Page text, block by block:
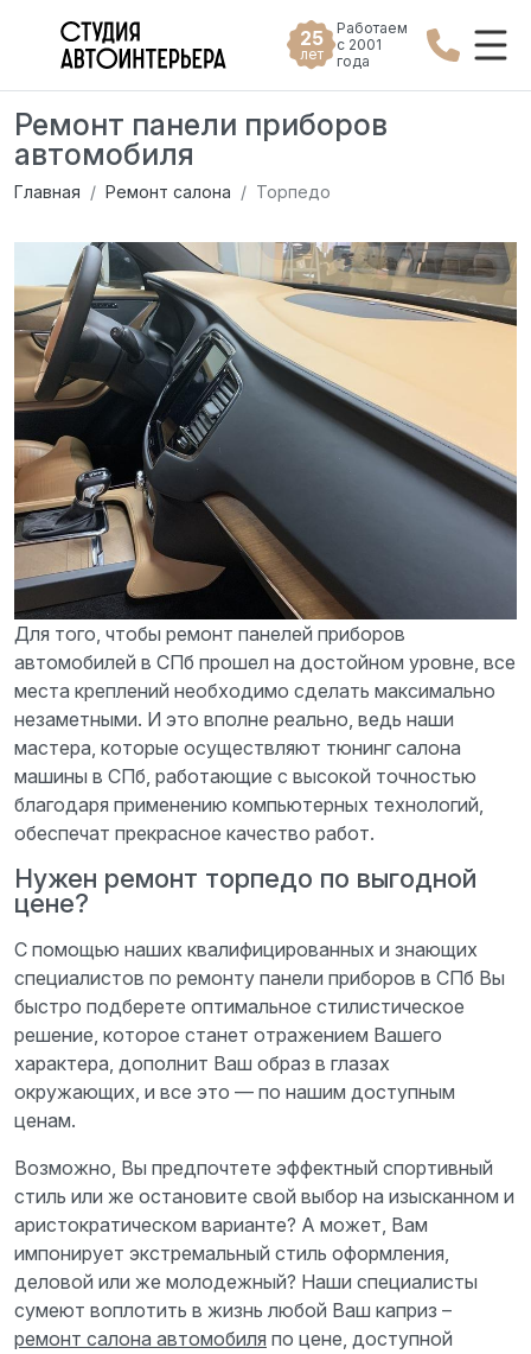
25
лет
Работаем
с 2001
года
Ремонт панели приборов
автомобиля
Главная Ремонт салона Торпедо
Для того, чтобы ремонт панелей приборов
автомобилей в СПб прошел на достойном уровне, все
места креплений необходимо сделать максимально
незаметными. И это вполне реально, ведь наши
мастера, которые осуществляют тюнинг салона
машины в СПб, работающие с высокой точностью
благодаря применению компьютерных технологий,
обеспечат прекрасное качество работ.
Нужен ремонт торпедо по выгодной
цене?
С помощью наших квалифицированных и знающих
специалистов по ремонту панели приборов в СПб Вы
быстро подберете оптимальное стилистическое
решение, которое станет отражением Вашего
характера, дополнит Ваш образ в глазах
окружающих, и все это — по нашим доступным
ценам.
Возможно, Вы предпочтете эффектный спортивный
стиль или же остановите свой выбор на изысканном и
аристократическом варианте? А может, Вам
импонирует экстремальный стиль оформления,
деловой или же молодежный? Наши специалисты
сумеют воплотить в жизнь любой Ваш каприз –
ремонт салона автомобиля по цене, доступной